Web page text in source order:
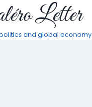
Letter
and global economy